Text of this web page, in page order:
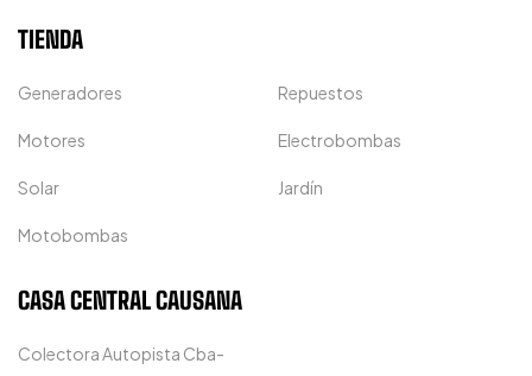
TIENDA
Generadores Repuestos
Motores Electrobombas
Solar Jardín
Motobombas
CASA CENTRAL CAUSANA
Colectora Autopista Cba-